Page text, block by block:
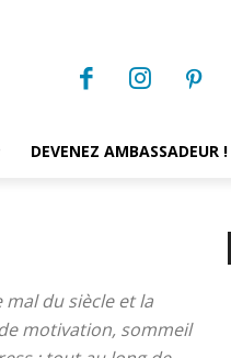
DEVENEZ AMBASSADEUR !
du siècle et la
motivation, sommeil